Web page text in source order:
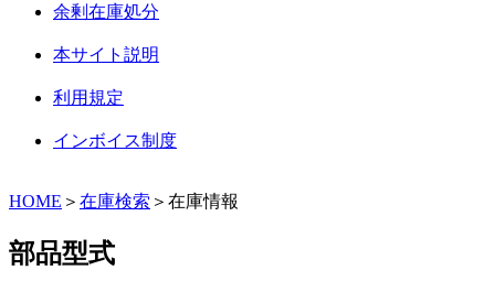
余剰在庫処分
本サイト説明
利用規定
インボイス制度
HOME ＞ 在庫検索 ＞在庫情報
部品型式